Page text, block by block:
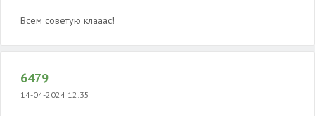
Всем советую клааас!
6479
14-04-2024 12:35